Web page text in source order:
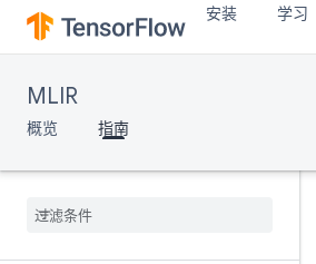
安装 学习
MLIR
概览 指南